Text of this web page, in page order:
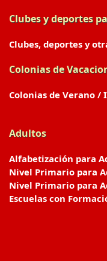
Clubes y deportes
Clubes, deportes y
Colonias de
Colonias de Verano /
Adultos
Alfabetización para
Nivel Primario para
Nivel Primario para
Escuelas con